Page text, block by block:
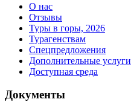
О нас
Отзывы
Туры в горы, 2026
Турагенствам
Спецпредложения
Дополнительные услуги
Доступная среда
Документы